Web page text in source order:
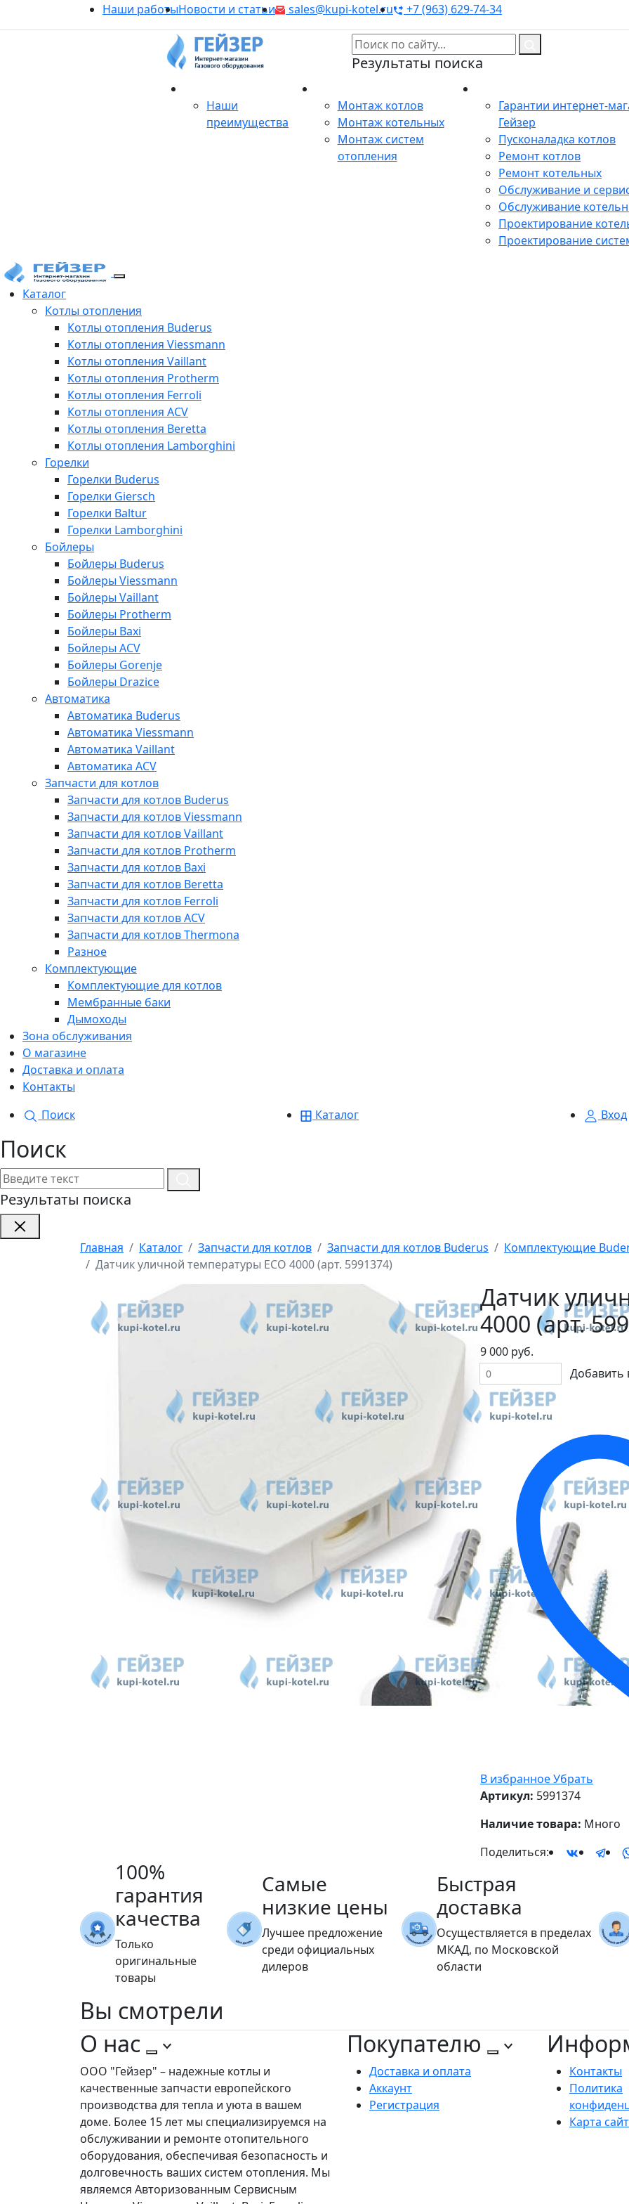
Наши работыНовости и статьи sales@kupi-kotel.ru +7 (963) 629-74-34
Результаты поиска
Наши
преимущества
Монтаж котлов
Монтаж котельных
Монтаж систем
отопления
Гарантии интернет-
Гейзер
Пусконаладка котлов
Ремонт котлов
Ремонт котельных
Обслуживание и
Обслуживание
Проектирование
Проектирование
Каталог
Котлы отопления
Котлы отопления Buderus
Котлы отопления Viessmann
Котлы отопления Vaillant
Котлы отопления Protherm
Котлы отопления Ferroli
Котлы отопления ACV
Котлы отопления Beretta
Котлы отопления Lamborghini
Горелки
Горелки Buderus
Горелки Giersch
Горелки Baltur
Горелки Lamborghini
Бойлеры
Бойлеры Buderus
Бойлеры Viessmann
Бойлеры Vaillant
Бойлеры Protherm
Бойлеры Baxi
Бойлеры ACV
Бойлеры Gorenje
Бойлеры Drazice
Автоматика
Автоматика Buderus
Автоматика Viessmann
Автоматика Vaillant
Автоматика ACV
Запчасти для котлов
Запчасти для котлов Buderus
Запчасти для котлов Viessmann
Запчасти для котлов Vaillant
Запчасти для котлов Protherm
Запчасти для котлов Baxi
Запчасти для котлов Beretta
Запчасти для котлов Ferroli
Запчасти для котлов ACV
Запчасти для котлов Thermona
Разное
Комплектующие
Комплектующие для котлов
Мембранные баки
Дымоходы
Зона обслуживания
О магазине
Доставка и оплата
Контакты
Поиск
Каталог Вход
Поиск
Результаты поиска
Главная Каталог Запчасти для котлов Запчасти для котлов Buderus
Комплектующие
Датчик уличной температуры ECO 4000 (арт. 5991374)
Датчик
4000 (арт.
9 000 руб.
Добавить
В избранноеУбрать
Артикул: 5991374
Наличие товара: Много
Поделиться:
100%
гарантия
качества
Только
оригинальные
товары
Самые
низкие цены
Лучшее предложение
среди официальных
дилеров
Быстрая
доставка
Осуществляется в пределах
МКАД, по Московской
области
Вы смотрели
О нас
ООО "Гейзер" – надежные котлы и
качественные запчасти европейского
производства для тепла и уюта в вашем
доме. Более 15 лет мы специализируемся на
обслуживании и ремонте отопительного
оборудования, обеспечивая безопасность и
долговечность ваших систем отопления. Мы
являемся Авторизованным Сервисным
Покупателю
Доставка и оплата
Аккаунт
Регистрация
Контакты
Политика
Карта